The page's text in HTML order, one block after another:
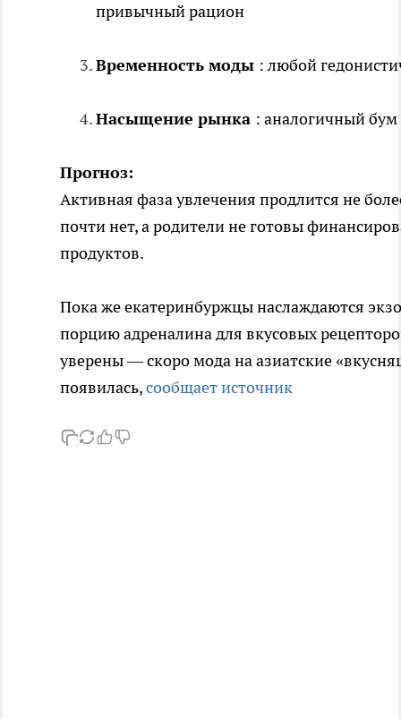
привычный рацион
Временность моды : любой
Насыщение рынка : аналогичный
Прогноз:
Активная фаза увлечения продлится не
почти нет, а родители не готовы
продуктов.
Пока же екатеринбуржцы наслаждаются
порцию адреналина для вкусовых
уверены — скоро мода на азиатские
появилась,сообщает источник